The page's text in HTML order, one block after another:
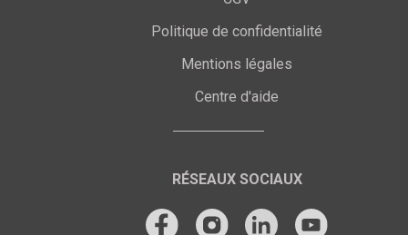
Politique de confidentialité
Mentions légales
Centre d'aide
RÉSEAUX SOCIAUX